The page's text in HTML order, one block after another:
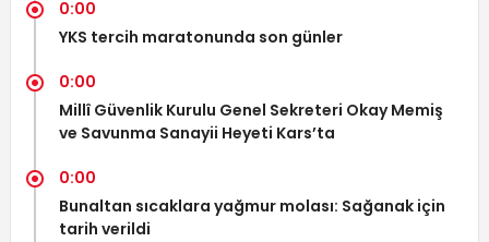
0:00
YKS tercih maratonunda son günler
0:00
Millî Güvenlik Kurulu Genel Sekreteri Okay Memiş
ve Savunma Sanayii Heyeti Kars’ta
0:00
Bunaltan sıcaklara yağmur molası: Sağanak için
tarih verildi